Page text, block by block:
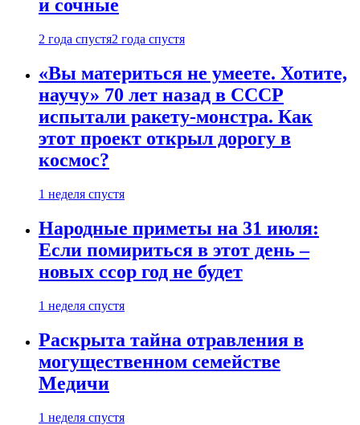
и сочные
2 года спустя2 года спустя
«Вы материться не умеете. Хотите,
научу» 70 лет назад в СССР
испытали ракету-монстра. Как
этот проект открыл дорогу в
космос?
1 неделя спустя
Народные приметы на 31 июля:
Если помириться в этот день –
новых ссор год не будет
1 неделя спустя
Раскрыта тайна отравления в
могущественном семействе
Медичи
1 неделя спустя